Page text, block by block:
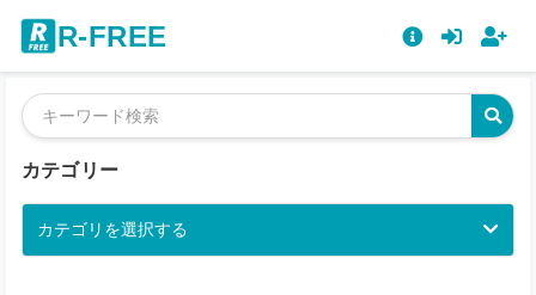
R-FREE
カテゴリー
カテゴリを選択する